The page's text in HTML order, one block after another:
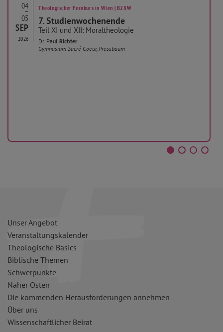
04
–
05
SEP
2026
Theologischer Fernkurs in Wien | B28W
7. Studienwochenende
Teil XI und XII: Moraltheologie
Dr. Paul Richter
Gymnasium Sacré Coeur, Pressbaum
Unser Angebot
Veranstaltungskalender
Theologische Basics
Biblische Themen
Schwerpunkte
Naher Osten
Die kommenden Herausforderungen annehmen
Über uns
Wissenschaftlicher Beirat